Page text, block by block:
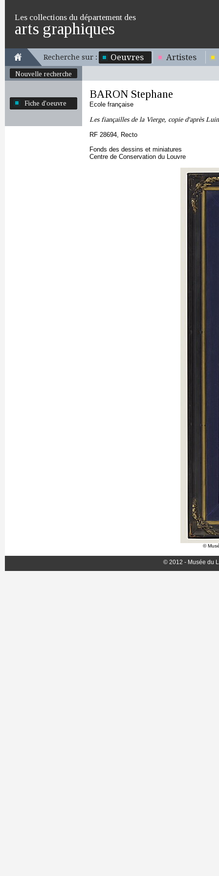
Les collections du département des
arts graphiques
Recherche sur : Oeuvres Artistes
Nouvelle recherche
Fiche d'oeuvre
BARON Stephane
Ecole française
Les fiançailles de la Vierge, copie d'après
RF 28694, Recto
Fonds des dessins et miniatures
Centre de Conservation du Louvre
©
© 2012 - Musée du